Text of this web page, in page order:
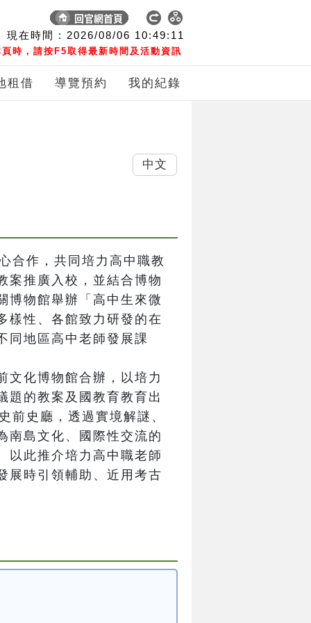
現在時間 : 2026/08/06 10:49:11
時，請按F5取得最新時間及活動資訊
租借 導覽預約 我的紀錄
合作，共同培力高中職教
案推廣入校，並結合博物
博物館舉辦「高中生來微
樣性、各館致力研發的在
同地區高中老師發展課
文化博物館合辦，以培力
題的教案及國教育教育出
前史廳，透過實境解謎、
南島文化、國際性交流的
以此推介培力高中職老師
展時引領輔助、近用考古